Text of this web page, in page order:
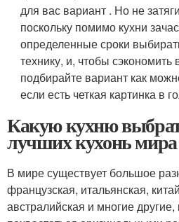
для вас вариант . Но не
поскольку помимо кухни
определенные сроки
технику, и, чтобы
подбирайте вариант как
если есть четкая картинка в
Какую кухню
лучших кухонь мира
В мире существует большое
французская, итальянская,
австралийская и многие